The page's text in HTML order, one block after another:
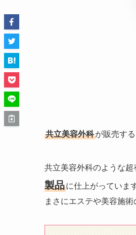
共立美容外科が販売す
共立美容外科のような超
製品に仕上がっていま
まさにエステや美容施